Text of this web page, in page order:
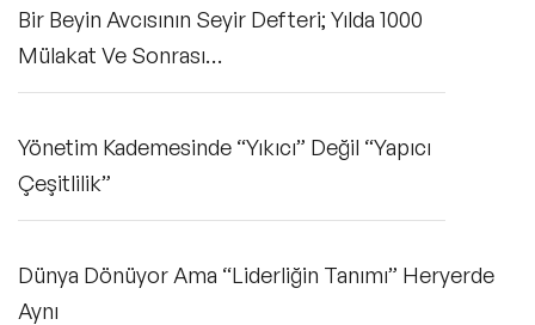
mentorluk alarak hazırlanması (Yönetim Kurulu’nda Kadın)
ve profesyonel iş kadınlarının yönetimde etkinliğinin
artması (PWN Türkiye) alanlarında farklı insiyatiflere kişisel
olarak destek veriyor. Murat Yeşildere’nin yaklaşık 25 yıldır
Bir Beyin Avcısının Seyir Defteri; Yılda 1000
Mülakat Ve Sonrası…
Yönetim Kademesinde “Yıkıcı” Değil “Yapıcı
Çeşitlilik”
Dünya Dönüyor Ama “Liderliğin Tanımı” Heryerde
Aynı